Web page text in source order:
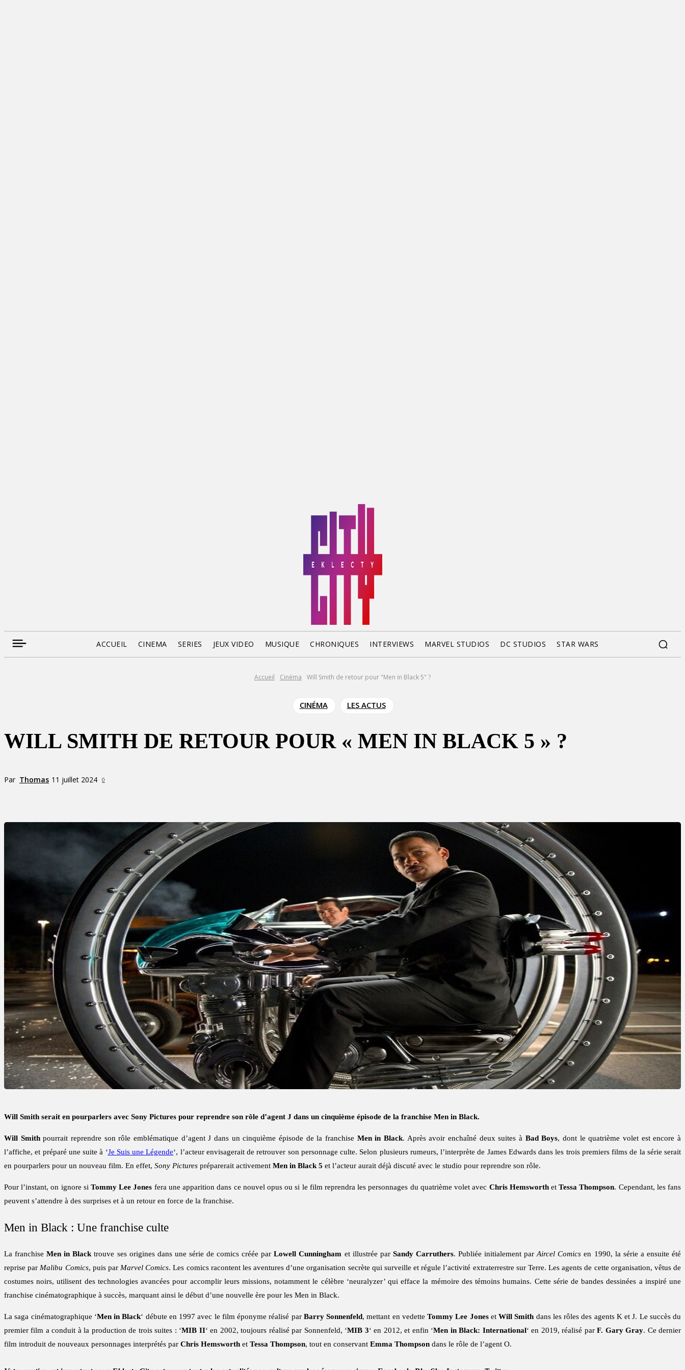
ACCUEIL CINEMA SERIES JEUX VIDEO MUSIQUE CHRONIQUES INTERVIEWS MARVEL STUDIOS DC STUDIOS STAR WARS
Accueil Cinéma Will Smith de retour pour "Men in Black 5" ?
CINÉMA LES ACTUS
WILL SMITH DE RETOUR POUR « MEN IN BLACK 5 » ?
Par Thomas 11 juillet 2024 0
Will Smith serait en pourparlers avec Sony Pictures pour reprendre son rôle d’agent J dans un cinquième épisode de la franchise Men in Black.
Will Smithpourrait reprendre son rôle emblématique d’agent J dans un cinquième épisode de la franchise Men in Black. Après avoir enchaîné deux suites à Bad Boys, dont le quatrième volet est encore à
l’affiche, et préparé une suite à ‘Je Suis une Légende‘, l’acteur envisagerait de retrouver son personnage culte. Selon plusieurs rumeurs, l’interprète de James Edwards dans les trois premiers films de la série serait
en pourparlers pour un nouveau film. En effet, Sony Pictures préparerait activement Men in Black 5 et l’acteur aurait déjà discuté avec le studio pour reprendre son rôle.
Pour l’instant, on ignore siTommy Lee Jones fera une apparition dans ce nouvel opus ou si le film reprendra les personnages du quatrième volet avec Chris HemsworthetTessa Thompson. Cependant, les fans
peuvent s’attendre à des surprises et à un retour en force de la franchise.
Men in Black : Une franchise culte
La franchiseMen in Blacktrouve ses origines dans une série de comics créée parLowell Cunningham et illustrée par Sandy Carruthers. Publiée initialement parAircel Comics en 1990, la série a ensuite été
reprise parMalibu Comics, puis parMarvel Comics. Les comics racontent les aventures d’une organisation secrète qui surveille et régule l’activité extraterrestre sur Terre. Les agents de cette organisation, vêtus de
costumes noirs, utilisent des technologies avancées pour accomplir leurs missions, notamment le célèbre ‘neuralyzer’ qui efface la mémoire des témoins humains. Cette série de bandes dessinées a inspiré une
franchise cinématographique à succès, marquant ainsi le début d’une nouvelle ère pour les Men in Black.
La saga cinématographique ‘Men in Black‘ débute en 1997 avec le film éponyme réalisé par Barry Sonnenfeld, mettant en vedette Tommy Lee Joneset Will Smith dans les rôles des agents K et J. Le succès du
premier film a conduit à la production de trois suites : ‘MIB II‘ en 2002, toujours réalisé par Sonnenfeld, ‘MIB 3‘ en 2012, et enfin ‘Men in Black: International‘ en 2019, réalisé parF. Gary Gray. Ce dernier
film introduit de nouveaux personnages interprétés par Chris Hemsworth et Tessa Thompson, tout en conservant Emma Thompson dans le rôle de l’agent O.